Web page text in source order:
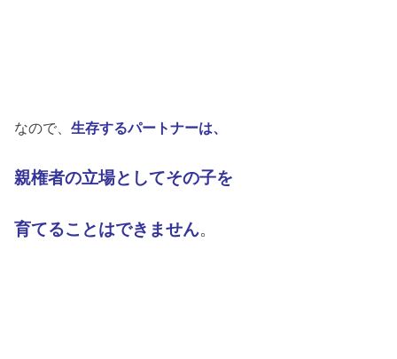
なので、生存するパートナーは、
親権者の立場としてその子を
育てることはできません。